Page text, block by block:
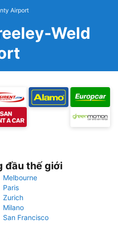
Airport
Weld
đầu thế giới
Melbourne
Paris
Zurich
Milano
San Francisco